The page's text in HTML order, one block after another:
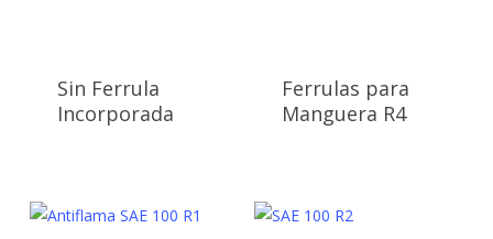
Sin Ferrula
Incorporada
Ferrulas para
Manguera R4